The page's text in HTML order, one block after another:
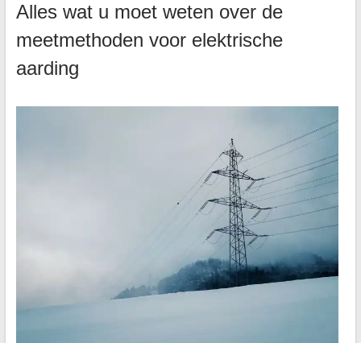
Alles wat u moet weten over de
meetmethoden voor elektrische
aarding